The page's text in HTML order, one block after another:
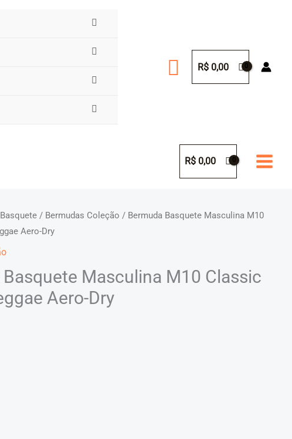
Pesquisar
R$0,00
R$ 0,00
/ Bermudas Coleção / Bermuda Basquete Masculina M10
Aero-Dry
Masculina M10 Classic
Aero-Dry